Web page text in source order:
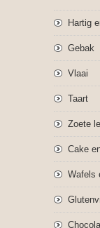
Hartig
Gebak
Vlaai
Taart
Zoete
Cake
Wafels